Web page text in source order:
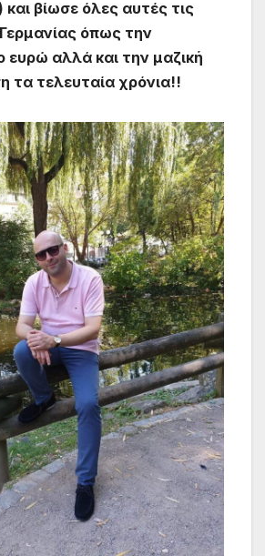
και βίωσε όλες αυτές τις
όπως την
ευρώ αλλά και την μαζική
τα τελευταία χρόνια!!